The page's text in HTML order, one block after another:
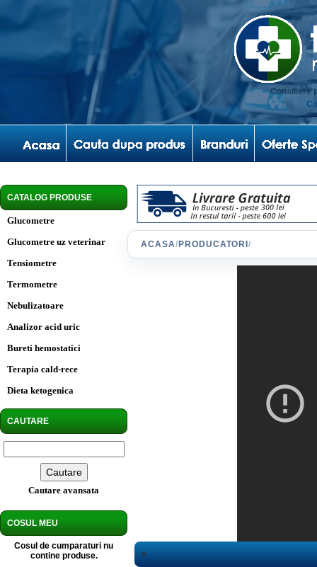
Consiliere
CATALOG PRODUSE
Glucometre
Glucometre uz veterinar
Tensiometre
Termometre
Nebulizatoare
Analizor acid uric
Bureti hemostatici
Terapia cald-rece
Dieta ketogenica
CAUTARE
Cautare avansata
COSUL MEU
Cosul de cumparaturi nu
contine produse.
ACASA/ PRODUCATORI/
»